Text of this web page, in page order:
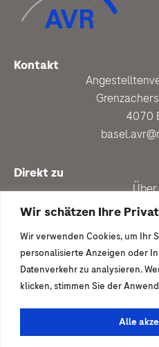
Wir schätzen Ihre
Wir verwenden Cookies, um Ihr
personalisierte Anzeigen oder
Datenverkehr zu analysieren.
klicken, stimmen Sie der
Alle
Kontakt
4070
Direkt zu
Ich wäre gern dabei
Mitglied werden